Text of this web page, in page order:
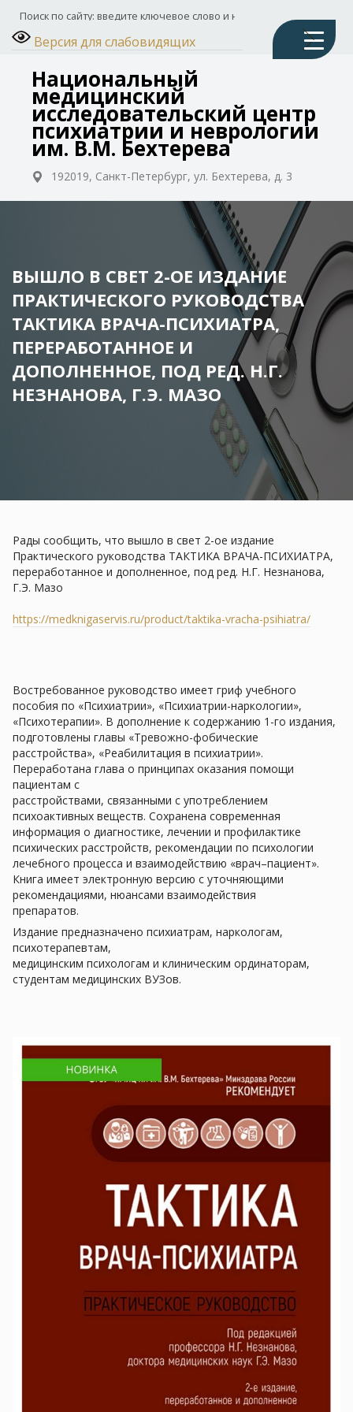
Версия для слабовидящих
Национальный
медицинский
исследовательский центр
психиатрии и неврологии
им. В.М. Бехтерева
192019, Санкт-Петербург, ул. Бехтерева, д. 3
ВЫШЛО В СВЕТ 2-ОЕ ИЗДАНИЕ
ПРАКТИЧЕСКОГО РУКОВОДСТВА
ТАКТИКА ВРАЧА-ПСИХИАТРА,
ПЕРЕРАБОТАННОЕ И
ДОПОЛНЕННОЕ, ПОД РЕД. Н.Г.
НЕЗНАНОВА, Г.Э. МАЗО
Рады сообщить, что вышло в свет 2-ое издание
Практического руководства ТАКТИКА ВРАЧА-ПСИХИАТРА,
переработанное и дополненное, под ред. Н.Г. Незнанова,
Г.Э. Мазо
https://medknigaservis.ru/product/taktika-vracha-psihiatra/
Востребованное руководство имеет гриф учебного
пособия по «Психиатрии», «Психиатрии-наркологии»,
«Психотерапии». В дополнение к содержанию 1-го издания,
подготовлены главы «Тревожно-фобические
расстройства», «Реабилитация в психиатрии».
Переработана глава о принципах оказания помощи
пациентам с
расстройствами, связанными с употреблением
психоактивных веществ. Сохранена современная
информация о диагностике, лечении и профилактике
психических расстройств, рекомендации по психологии
лечебного процесса и взаимодействию «врач–пациент».
Книга имеет электронную версию с уточняющими
рекомендациями, нюансами взаимодействия
препаратов.
Издание предназначено психиатрам, наркологам,
психотерапевтам,
медицинским психологам и клиническим ординаторам,
студентам медицинских ВУЗов.